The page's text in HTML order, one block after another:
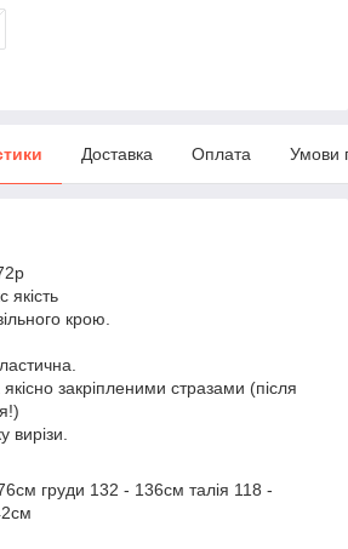
Доставка Оплата Умови
якість
крою.
закріпленими стразами (після
вирізи.
груди 132 - 136см талія 118 -